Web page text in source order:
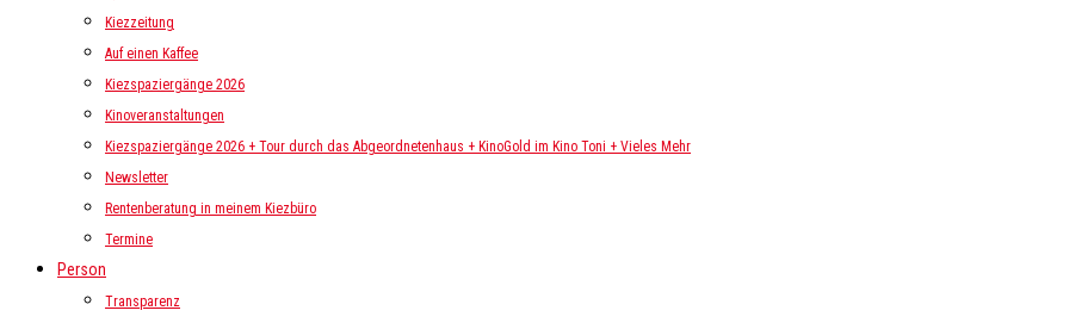
Kiezzeitung
Auf einen Kaffee
Kiezspaziergänge 2026
Kinoveranstaltungen
Kiezspaziergänge 2026 + Tour durch das Abgeordnetenhaus + KinoGold im Kino Toni + Vieles Mehr
Newsletter
Rentenberatung in meinem Kiezbüro
Termine
Person
Transparenz